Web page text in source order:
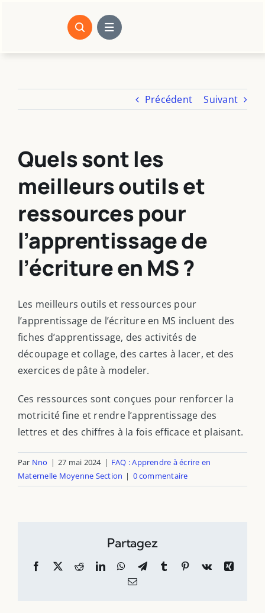
Précédent Suivant
Quels sont les
meilleurs outils et
ressources pour
l’apprentissage de
l’écriture en MS ?
Les meilleurs outils et ressources pour
l’apprentissage de l’écriture en MS incluent des
fiches d’apprentissage, des activités de
découpage et collage, des cartes à lacer, et des
exercices de pâte à modeler.
Ces ressources sont conçues pour renforcer la
motricité fine et rendre l’apprentissage des
lettres et des chiffres à la fois efficace et plaisant.
Par Nno | 27 mai 2024 | FAQ : Apprendre à écrire en
Maternelle Moyenne Section | 0 commentaire
Partagez
Facebook
X RedditLinkedInWhatsApp
TelegramTumblr Pinterest
Vk
Xing
Email